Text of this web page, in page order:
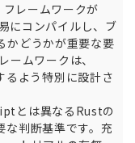
フレームワークが
にコンパイルし、ブ
かどうかが重要な要
ムワークは、
よう特別に設計さ
とは異なるRustの
な判断基準です。充